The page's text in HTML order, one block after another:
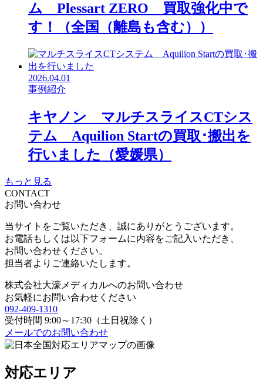
ム Plessart ZERO 買取強化中で
す！（全国（離島も含む））
2026.04.01
事例紹介
キヤノン マルチスライスCTシス
テム Aquilion Startの買取･搬出を
行いました（愛媛県）
もっと見る
CONTACT
お問い合わせ
当サイトをご覧いただき、誠にありがとうございます。
お電話もしくは以下フォームに内容をご記入いただき、
お問い合わせください。
担当者よりご連絡いたします。
株式会社大濠メディカルへのお問い合わせ
お気軽にお問い合わせください
092-409-1310
受付時間 9:00～17:30（土日祝除く）
メールでのお問い合わせ
対応エリア